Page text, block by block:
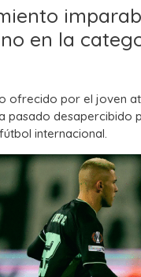
en la
ofrecido por el joven
pasado desapercibido
internacional.